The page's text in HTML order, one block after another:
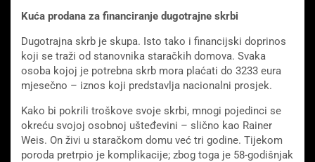
Kuća prodana za financiranje dugotrajne skrbi
Dugotrajna skrb je skupa. Isto tako i financijski doprinos
koji se traži od stanovnika staračkih domova. Svaka
osoba kojoj je potrebna skrb mora plaćati do 3233 eura
mjesečno – iznos koji predstavlja nacionalni prosjek.
Kako bi pokrili troškove svoje skrbi, mnogi pojedinci se
okreću svojoj osobnoj ušteđevini – slično kao Rainer
Weis. On živi u staračkom domu već tri godine. Tijekom
poroda pretrpio je komplikacije; zbog toga je 58-godišnjak